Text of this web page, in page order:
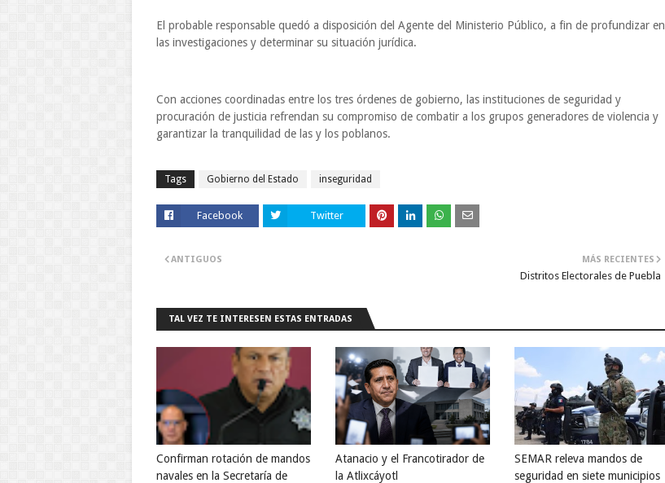
El probable responsable quedó a disposición del Agente del Ministerio Público, a fin de profundizar en
las investigaciones y determinar su situación jurídica.
Con acciones coordinadas entre los tres órdenes de gobierno, las instituciones de seguridad y
procuración de justicia refrendan su compromiso de combatir a los grupos generadores de violencia y
garantizar la tranquilidad de las y los poblanos.
Tags Gobierno del Estado inseguridad
Facebook Twitter
MÁS RECIENTES
Distritos Electorales de Puebla
ANTIGUOS
TAL VEZ TE INTERESEN ESTAS ENTRADAS
Confirman rotación de mandos
navales en la Secretaría de
Atanacio y el Francotirador de
la Atlixcáyotl
SEMAR releva mandos de
seguridad en siete municipios